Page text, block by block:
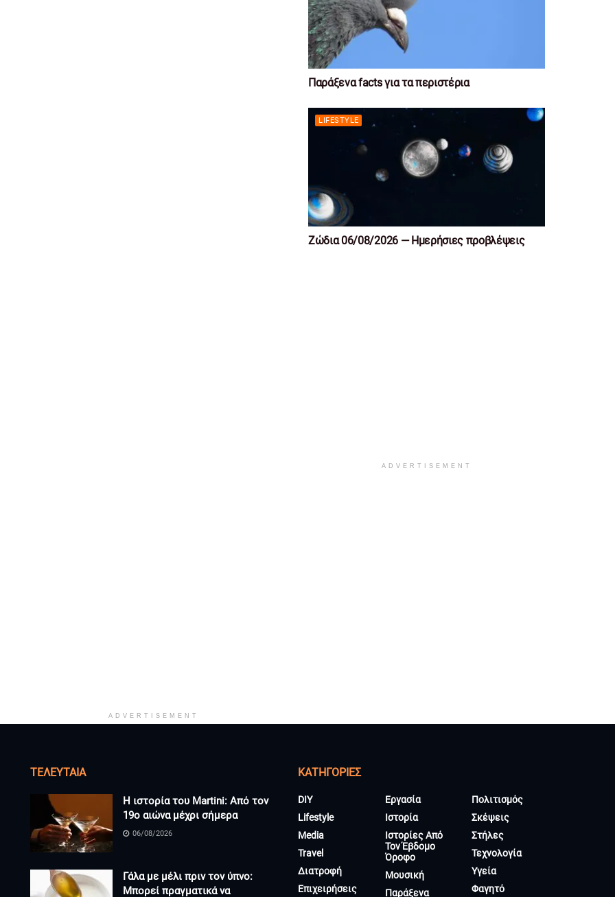
Παράξενα facts για τα περιστέρια
LIFESTYLE
Ζώδια 06/08/2026 — Ημερήσιες προβλέψεις
ADVERTISEMENT
ADVERTISEMENT
ΤΕΛΕΥΤΑΊΑ
Η ιστορία του Martini: Από τον
19ο αιώνα μέχρι σήμερα
06/08/2026
Γάλα με μέλι πριν τον ύπνο:
Μπορεί πραγματικά να
KΑΤΗΓΟΡΊΕΣ
DIY
Lifestyle
Media
Travel
Διατροφή
Επιχειρήσεις
Εργασία
Ιστορία
Ιστορίες Από
Τον Έβδομο
Όροφο
Μουσική
Παράξενα
Πολιτισμός
Σκέψεις
Στήλες
Τεχνολογία
Υγεία
Φαγητό